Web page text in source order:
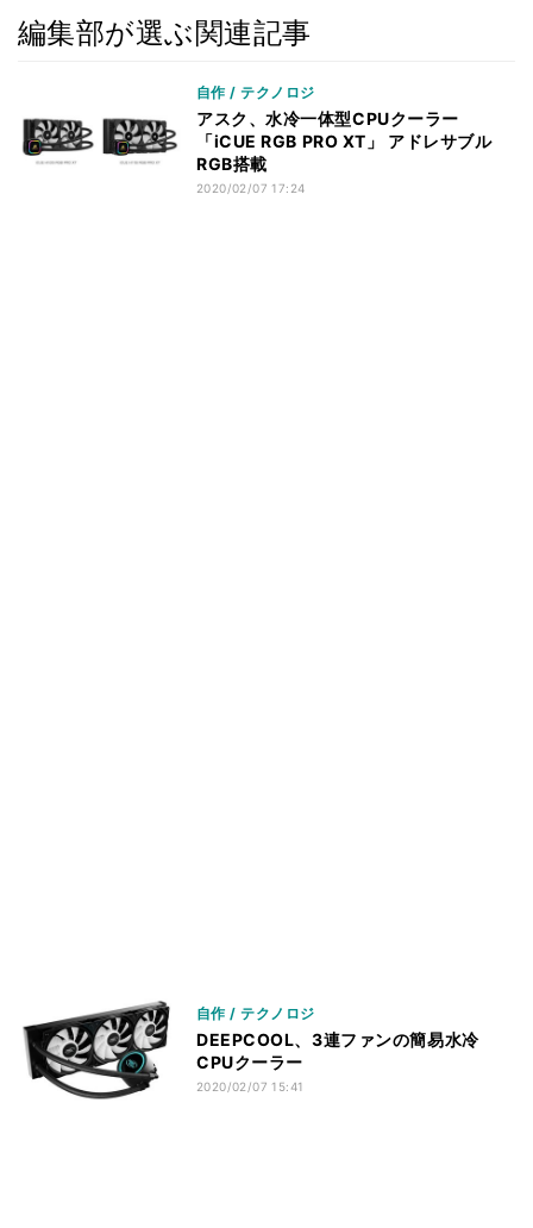
編集部が選ぶ関連記事
自作 / テクノロジ
アスク、水冷一体型CPUクーラー
「iCUE RGB PRO XT」 アドレサブル
RGB搭載
2020/02/07 17:24
自作 / テクノロジ
DEEPCOOL、3連ファンの簡易水冷
CPUクーラー
2020/02/07 15:41